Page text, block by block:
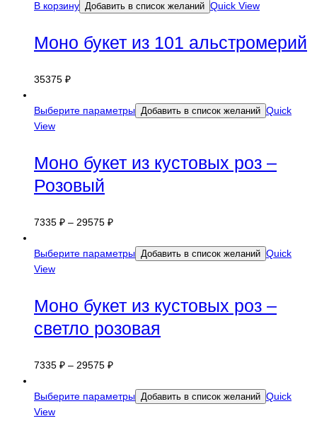
В корзину Добавить в список желаний Quick View
Моно букет из 101 альстромерий
35375 ₽
Выберите параметры Добавить в список желаний Quick
View
Моно букет из кустовых роз –
Розовый
7335 ₽ – 29575 ₽
Выберите параметры Добавить в список желаний Quick
View
Моно букет из кустовых роз –
светло розовая
7335 ₽ – 29575 ₽
Выберите параметры Добавить в список желаний Quick
View